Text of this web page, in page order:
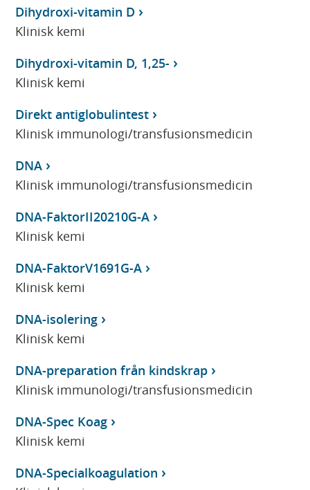
Dihydroxi-vitamin D
Klinisk kemi
Dihydroxi-vitamin D, 1,25-
Klinisk kemi
Direkt antiglobulintest
Klinisk immunologi/transfusionsmedicin
DNA
Klinisk immunologi/transfusionsmedicin
DNA-FaktorII20210G-A
Klinisk kemi
DNA-FaktorV1691G-A
Klinisk kemi
DNA-isolering
Klinisk kemi
DNA-preparation från kindskrap
Klinisk immunologi/transfusionsmedicin
DNA-Spec Koag
Klinisk kemi
DNA-Specialkoagulation